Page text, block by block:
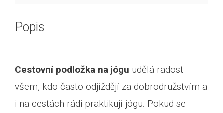
Popis
Cestovní podložka na jógu udělá radost
všem, kdo často odjíždějí za dobrodružstvím a
i na cestách rádi praktikují jógu. Pokud se